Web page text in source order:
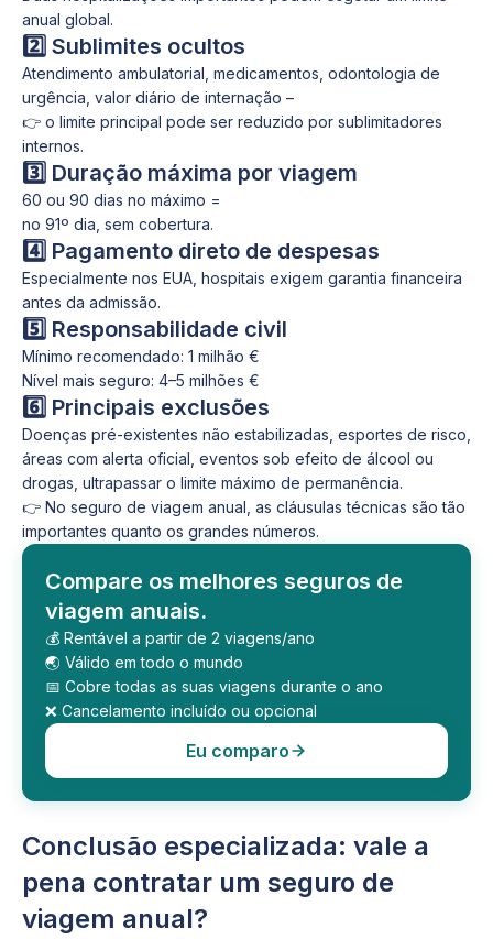
anual global.
2️⃣ Sublimites ocultos
Atendimento ambulatorial, medicamentos, odontologia de
urgência, valor diário de internação –
👉 o limite principal pode ser reduzido por sublimitadores
internos.
3️⃣ Duração máxima por viagem
60 ou 90 dias no máximo =
no 91º dia, sem cobertura.
4️⃣ Pagamento direto de despesas
Especialmente nos EUA, hospitais exigem garantia financeira
antes da admissão.
5️⃣ Responsabilidade civil
Mínimo recomendado: 1 milhão €
Nível mais seguro: 4–5 milhões €
6️⃣ Principais exclusões
Doenças pré-existentes não estabilizadas, esportes de risco,
áreas com alerta oficial, eventos sob efeito de álcool ou
drogas, ultrapassar o limite máximo de permanência.
👉 No seguro de viagem anual, as cláusulas técnicas são tão
importantes quanto os grandes números.
Compare os melhores seguros de
viagem anuais.
💰 Rentável a partir de 2 viagens/ano
🌏 Válido em todo o mundo
📅 Cobre todas as suas viagens durante o ano
❌ Cancelamento incluído ou opcional
Eu comparo
Conclusão especializada: vale a
pena contratar um seguro de
viagem anual?